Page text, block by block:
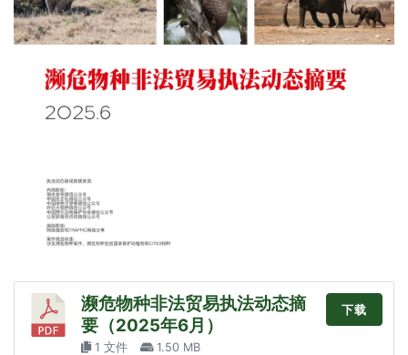
濒危物种非法贸易执法动态摘
要（2025年6月）
1 文件 1.50 MB
下载